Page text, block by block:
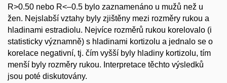
R>0.50 nebo R<–0.5 bylo zaznamenáno u mužů než u
žen. Nejslabší vztahy byly zjištěny mezi rozměry rukou a
hladinami estradiolu. Nejvíce rozměrů rukou korelovalo (i
statisticky významně) s hladinami kortizolu a jednalo se o
korelace negativní, tj. čím vyšší byly hladiny kortizolu, tím
menší byly rozměry rukou. Interpretace těchto výsledků
jsou poté diskutovány.